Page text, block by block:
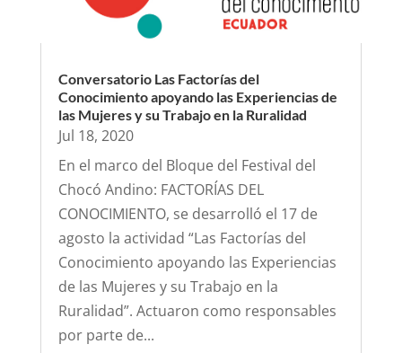
Conversatorio Las Factorías del
Conocimiento apoyando las Experiencias de
las Mujeres y su Trabajo en la Ruralidad
Jul 18, 2020
En el marco del Bloque del Festival del
Chocó Andino: FACTORÍAS DEL
CONOCIMIENTO, se desarrolló el 17 de
agosto la actividad “Las Factorías del
Conocimiento apoyando las Experiencias
de las Mujeres y su Trabajo en la
Ruralidad”. Actuaron como responsables
por parte de...